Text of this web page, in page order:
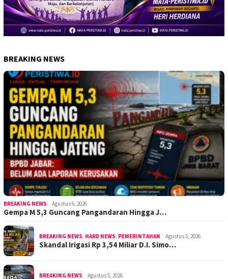
BREAKING NEWS
BREAKING NEWS Agustus 6, 2026
Gempa M 5,3 Guncang Pangandaran Hingga J…
BREAKING NEWS HARD NEWS PEMERINTAHAN Agustus 5, 2026
Skandal Irigasi Rp 3,54 Miliar D.I. Simo…
BREAKING NEWS Agustus 5, 2026